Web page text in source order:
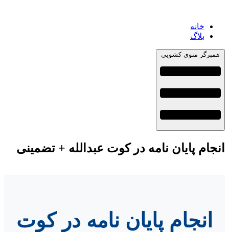
خانه
بلاگ
همبرگر منوی کشویی
انجام پایان نامه در کوت عبدالله + تضمینی
انجام پایان نامه در کوت